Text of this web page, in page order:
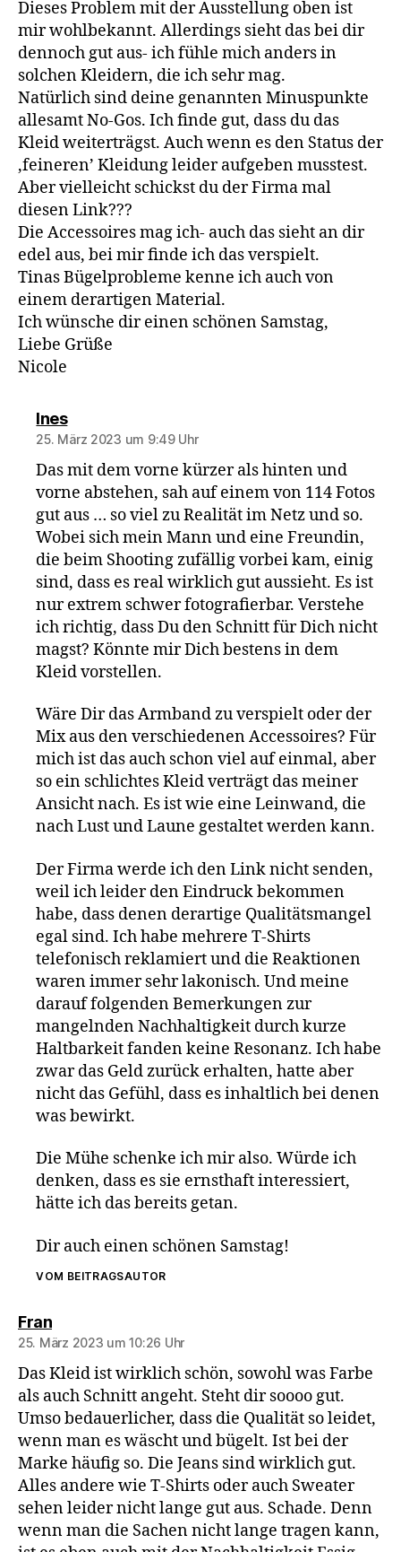
Dieses Problem mit der Ausstellung oben ist
mir wohlbekannt. Allerdings sieht das bei dir
dennoch gut aus- ich fühle mich anders in
solchen Kleidern, die ich sehr mag.
Natürlich sind deine genannten Minuspunkte
allesamt No-Gos. Ich finde gut, dass du das
Kleid weiterträgst. Auch wenn es den Status der
‚feineren’ Kleidung leider aufgeben musstest.
Aber vielleicht schickst du der Firma mal
diesen Link???
Die Accessoires mag ich- auch das sieht an dir
edel aus, bei mir finde ich das verspielt.
Tinas Bügelprobleme kenne ich auch von
einem derartigen Material.
Ich wünsche dir einen schönen Samstag,
Liebe Grüße
Nicole
Inessagt:
25. März 2023 um 9:49 Uhr
Das mit dem vorne kürzer als hinten und
vorne abstehen, sah auf einem von 114 Fotos
gut aus … so viel zu Realität im Netz und so.
Wobei sich mein Mann und eine Freundin,
die beim Shooting zufällig vorbei kam, einig
sind, dass es real wirklich gut aussieht. Es ist
nur extrem schwer fotografierbar. Verstehe
ich richtig, dass Du den Schnitt für Dich nicht
magst? Könnte mir Dich bestens in dem
Kleid vorstellen.
Wäre Dir das Armband zu verspielt oder der
Mix aus den verschiedenen Accessoires? Für
mich ist das auch schon viel auf einmal, aber
so ein schlichtes Kleid verträgt das meiner
Ansicht nach. Es ist wie eine Leinwand, die
nach Lust und Laune gestaltet werden kann.
Der Firma werde ich den Link nicht senden,
weil ich leider den Eindruck bekommen
habe, dass denen derartige Qualitätsmangel
egal sind. Ich habe mehrere T-Shirts
telefonisch reklamiert und die Reaktionen
waren immer sehr lakonisch. Und meine
darauf folgenden Bemerkungen zur
mangelnden Nachhaltigkeit durch kurze
Haltbarkeit fanden keine Resonanz. Ich habe
zwar das Geld zurück erhalten, hatte aber
nicht das Gefühl, dass es inhaltlich bei denen
was bewirkt.
Die Mühe schenke ich mir also. Würde ich
denken, dass es sie ernsthaft interessiert,
hätte ich das bereits getan.
Dir auch einen schönen Samstag!
VOM BEITRAGSAUTOR
Fransagt:
25. März 2023 um 10:26 Uhr
Das Kleid ist wirklich schön, sowohl was Farbe
als auch Schnitt angeht. Steht dir soooo gut.
Umso bedauerlicher, dass die Qualität so leidet,
wenn man es wäscht und bügelt. Ist bei der
Marke häufig so. Die Jeans sind wirklich gut.
Alles andere wie T-Shirts oder auch Sweater
sehen leider nicht lange gut aus. Schade. Denn
wenn man die Sachen nicht lange tragen kann,